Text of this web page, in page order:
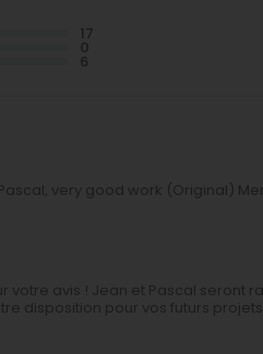
very good work (Original)
avis ! Jean et Pascal seront
disposition pour vos futurs